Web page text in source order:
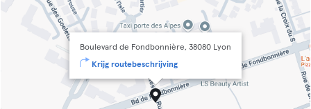
Boulevard de Fondbonnière, 38080 Lyon
Krijg routebeschrijving